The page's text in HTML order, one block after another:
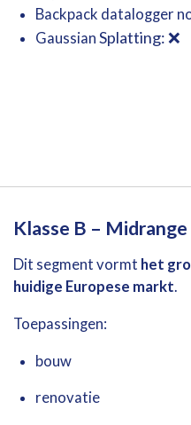
Backpack datalogger
Gaussian Splatting: ❌
Klasse B – Midrange
Dit segment vormt het
huidige Europese markt.
Toepassingen:
bouw
renovatie